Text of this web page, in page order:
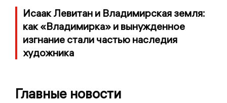
Исаак Левитан и Владимирская земля:
как «Владимирка» и вынужденное
изгнание стали частью наследия
художника
Главные новости